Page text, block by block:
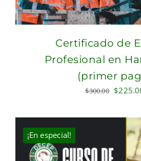
Certificado de
Profesional en
(primer
$300.00
was:
$
¡En especial!